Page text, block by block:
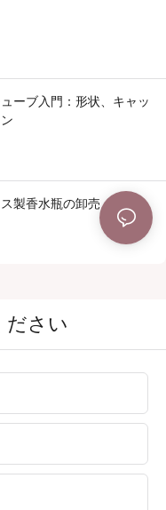
ーブ入門：形状、キャッ
製香水瓶の卸売
ださい